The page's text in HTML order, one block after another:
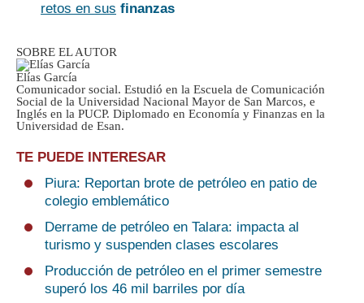
retos en sus finanzas
SOBRE EL AUTOR
Elías García
Comunicador social. Estudió en la Escuela de Comunicación
Social de la Universidad Nacional Mayor de San Marcos, e
Inglés en la PUCP. Diplomado en Economía y Finanzas en la
Universidad de Esan.
TE PUEDE INTERESAR
Piura: Reportan brote de petróleo en patio de
colegio emblemático
Derrame de petróleo en Talara: impacta al
turismo y suspenden clases escolares
Producción de petróleo en el primer semestre
superó los 46 mil barriles por día